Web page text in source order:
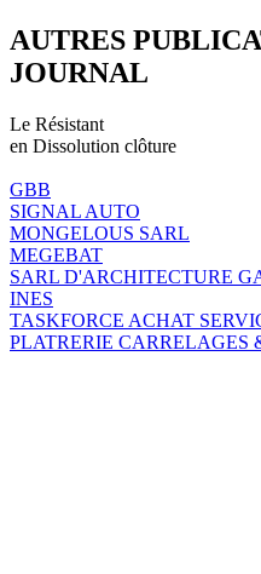
AUTRES
JOURNAL
Le Résistant
en Dissolution clôture
GBB
SIGNAL AUTO
MONGELOUS SARL
MEGEBAT
SARL D'ARCHITECTURE
INES
TASKFORCE ACHAT
PLATRERIE CARRELAGES